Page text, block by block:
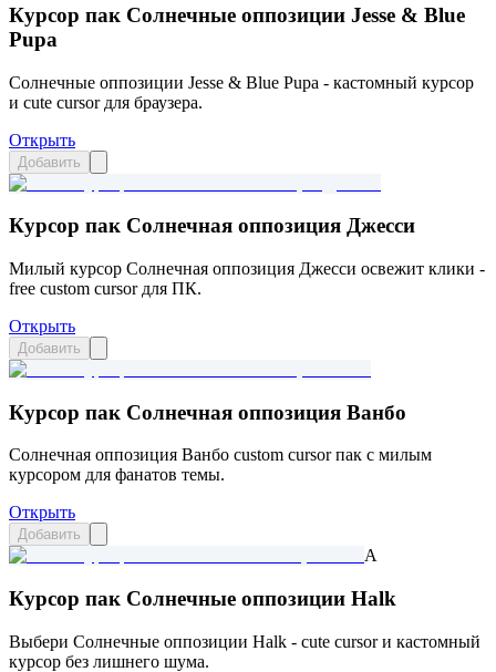
Курсор пак Солнечные оппозиции Jesse & Blue
Pupa
Солнечные оппозиции Jesse & Blue Pupa - кастомный курсор
и cute cursor для браузера.
Открыть
Добавить
Курсор пак Солнечная оппозиция Джесси
Милый курсор Солнечная оппозиция Джесси освежит клики -
free custom cursor для ПК.
Открыть
Добавить
Курсор пак Солнечная оппозиция Ванбо
Солнечная оппозиция Ванбо custom cursor пак с милым
курсором для фанатов темы.
Открыть
Добавить
A
Курсор пак Солнечные оппозиции Halk
Выбери Солнечные оппозиции Halk - cute cursor и кастомный
курсор без лишнего шума.